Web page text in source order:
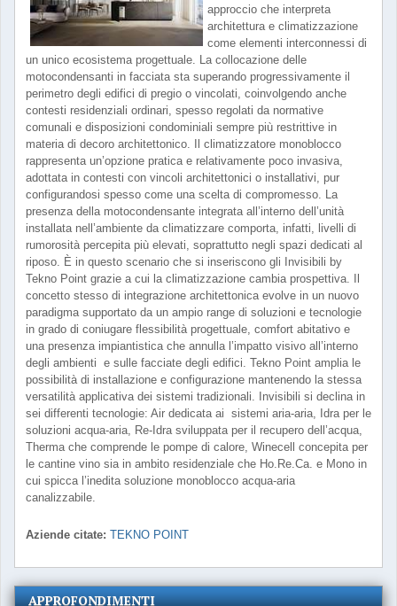
approccio che interpreta
architettura e climatizzazione
come elementi interconnessi di
un unico ecosistema progettuale. La collocazione delle
motocondensanti in facciata sta superando progressivamente il
perimetro degli edifici di pregio o vincolati, coinvolgendo anche
contesti residenziali ordinari, spesso regolati da normative
comunali e disposizioni condominiali sempre più restrittive in
materia di decoro architettonico. Il climatizzatore monoblocco
rappresenta un’opzione pratica e relativamente poco invasiva,
adottata in contesti con vincoli architettonici o installativi, pur
configurandosi spesso come una scelta di compromesso. La
presenza della motocondensante integrata all’interno dell’unità
installata nell’ambiente da climatizzare comporta, infatti, livelli di
rumorosità percepita più elevati, soprattutto negli spazi dedicati al
riposo. È in questo scenario che si inseriscono gli Invisibili by
Tekno Point grazie a cui la climatizzazione cambia prospettiva. Il
concetto stesso di integrazione architettonica evolve in un nuovo
paradigma supportato da un ampio range di soluzioni e tecnologie
in grado di coniugare flessibilità progettuale, comfort abitativo e
una presenza impiantistica che annulla l’impatto visivo all’interno
degli ambienti e sulle facciate degli edifici. Tekno Point amplia le
possibilità di installazione e configurazione mantenendo la stessa
versatilità applicativa dei sistemi tradizionali. Invisibili si declina in
sei differenti tecnologie: Air dedicata ai sistemi aria-aria, Idra per le
soluzioni acqua-aria, Re-Idra sviluppata per il recupero dell’acqua,
Therma che comprende le pompe di calore, Winecell concepita per
le cantine vino sia in ambito residenziale che Ho.Re.Ca. e Mono in
cui spicca l’inedita soluzione monoblocco acqua-aria
canalizzabile.
Aziende citate: TEKNO POINT
APPROFONDIMENTI